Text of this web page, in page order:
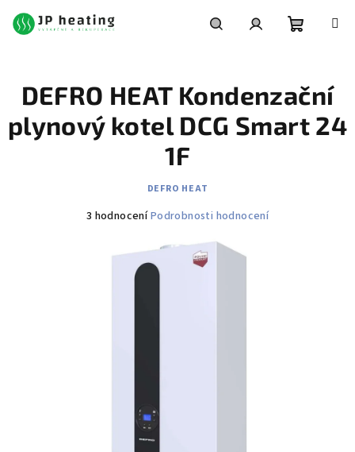
obsah
košík
DEFRO HEAT Kondenzační
plynový kotel DCG Smart 24
1F
DEFRO HEAT
Průměrné
3 hodnoceníPodrobnosti hodnocení